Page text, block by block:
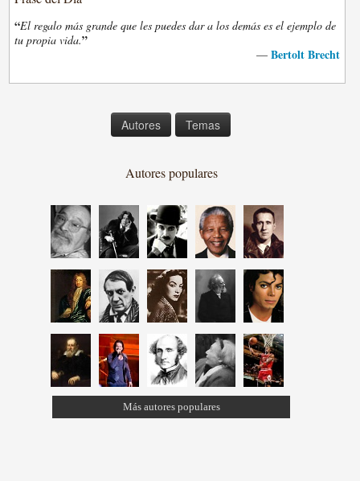
“El regalo más grande que les puedes dar a los demás es el ejemplo de
tu propia vida.”
— Bertolt Brecht
Autores Temas
Autores populares
Más autores populares